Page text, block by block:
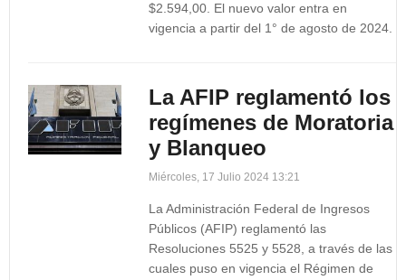
$2.594,00. El nuevo valor entra en
vigencia a partir del 1° de agosto de 2024.
La AFIP reglamentó los
regímenes de Moratoria
y Blanqueo
Miércoles, 17 Julio 2024 13:21
La Administración Federal de Ingresos
Públicos (AFIP) reglamentó las
Resoluciones 5525 y 5528, a través de las
cuales puso en vigencia el Régimen de